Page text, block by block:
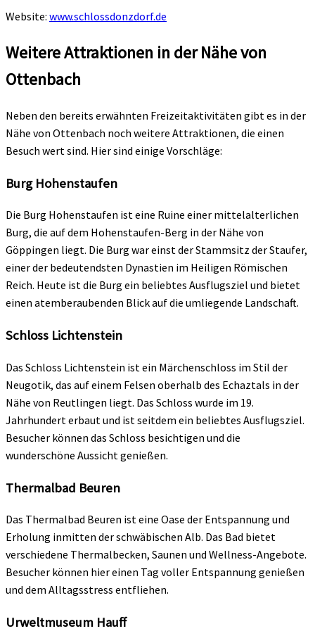
Website: www.schlossdonzdorf.de
Weitere Attraktionen in der Nähe von
Ottenbach
Neben den bereits erwähnten Freizeitaktivitäten gibt es in der
Nähe von Ottenbach noch weitere Attraktionen, die einen
Besuch wert sind. Hier sind einige Vorschläge:
Burg Hohenstaufen
Die Burg Hohenstaufen ist eine Ruine einer mittelalterlichen
Burg, die auf dem Hohenstaufen-Berg in der Nähe von
Göppingen liegt. Die Burg war einst der Stammsitz der Staufer,
einer der bedeutendsten Dynastien im Heiligen Römischen
Reich. Heute ist die Burg ein beliebtes Ausflugsziel und bietet
einen atemberaubenden Blick auf die umliegende Landschaft.
Schloss Lichtenstein
Das Schloss Lichtenstein ist ein Märchenschloss im Stil der
Neugotik, das auf einem Felsen oberhalb des Echaztals in der
Nähe von Reutlingen liegt. Das Schloss wurde im 19.
Jahrhundert erbaut und ist seitdem ein beliebtes Ausflugsziel.
Besucher können das Schloss besichtigen und die
wunderschöne Aussicht genießen.
Thermalbad Beuren
Das Thermalbad Beuren ist eine Oase der Entspannung und
Erholung inmitten der schwäbischen Alb. Das Bad bietet
verschiedene Thermalbecken, Saunen und Wellness-Angebote.
Besucher können hier einen Tag voller Entspannung genießen
und dem Alltagsstress entfliehen.
Urweltmuseum Hauff